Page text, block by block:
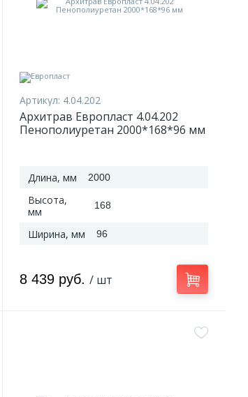
Артикул: 4.04.202
Архитрав Европласт 4.04.202
Пенополиуретан 2000*168*96 мм
Длина, мм 2000
Высота,
мм
168
Ширина, мм 96
8 439 руб./ шт